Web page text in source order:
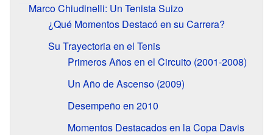
Marco Chiudinelli: Un Tenista Suizo
¿Qué Momentos Destacó en su Carrera?
Su Trayectoria en el Tenis
Primeros Años en el Circuito (2001-2008)
Un Año de Ascenso (2009)
Desempeño en 2010
Momentos Destacados en la Copa Davis